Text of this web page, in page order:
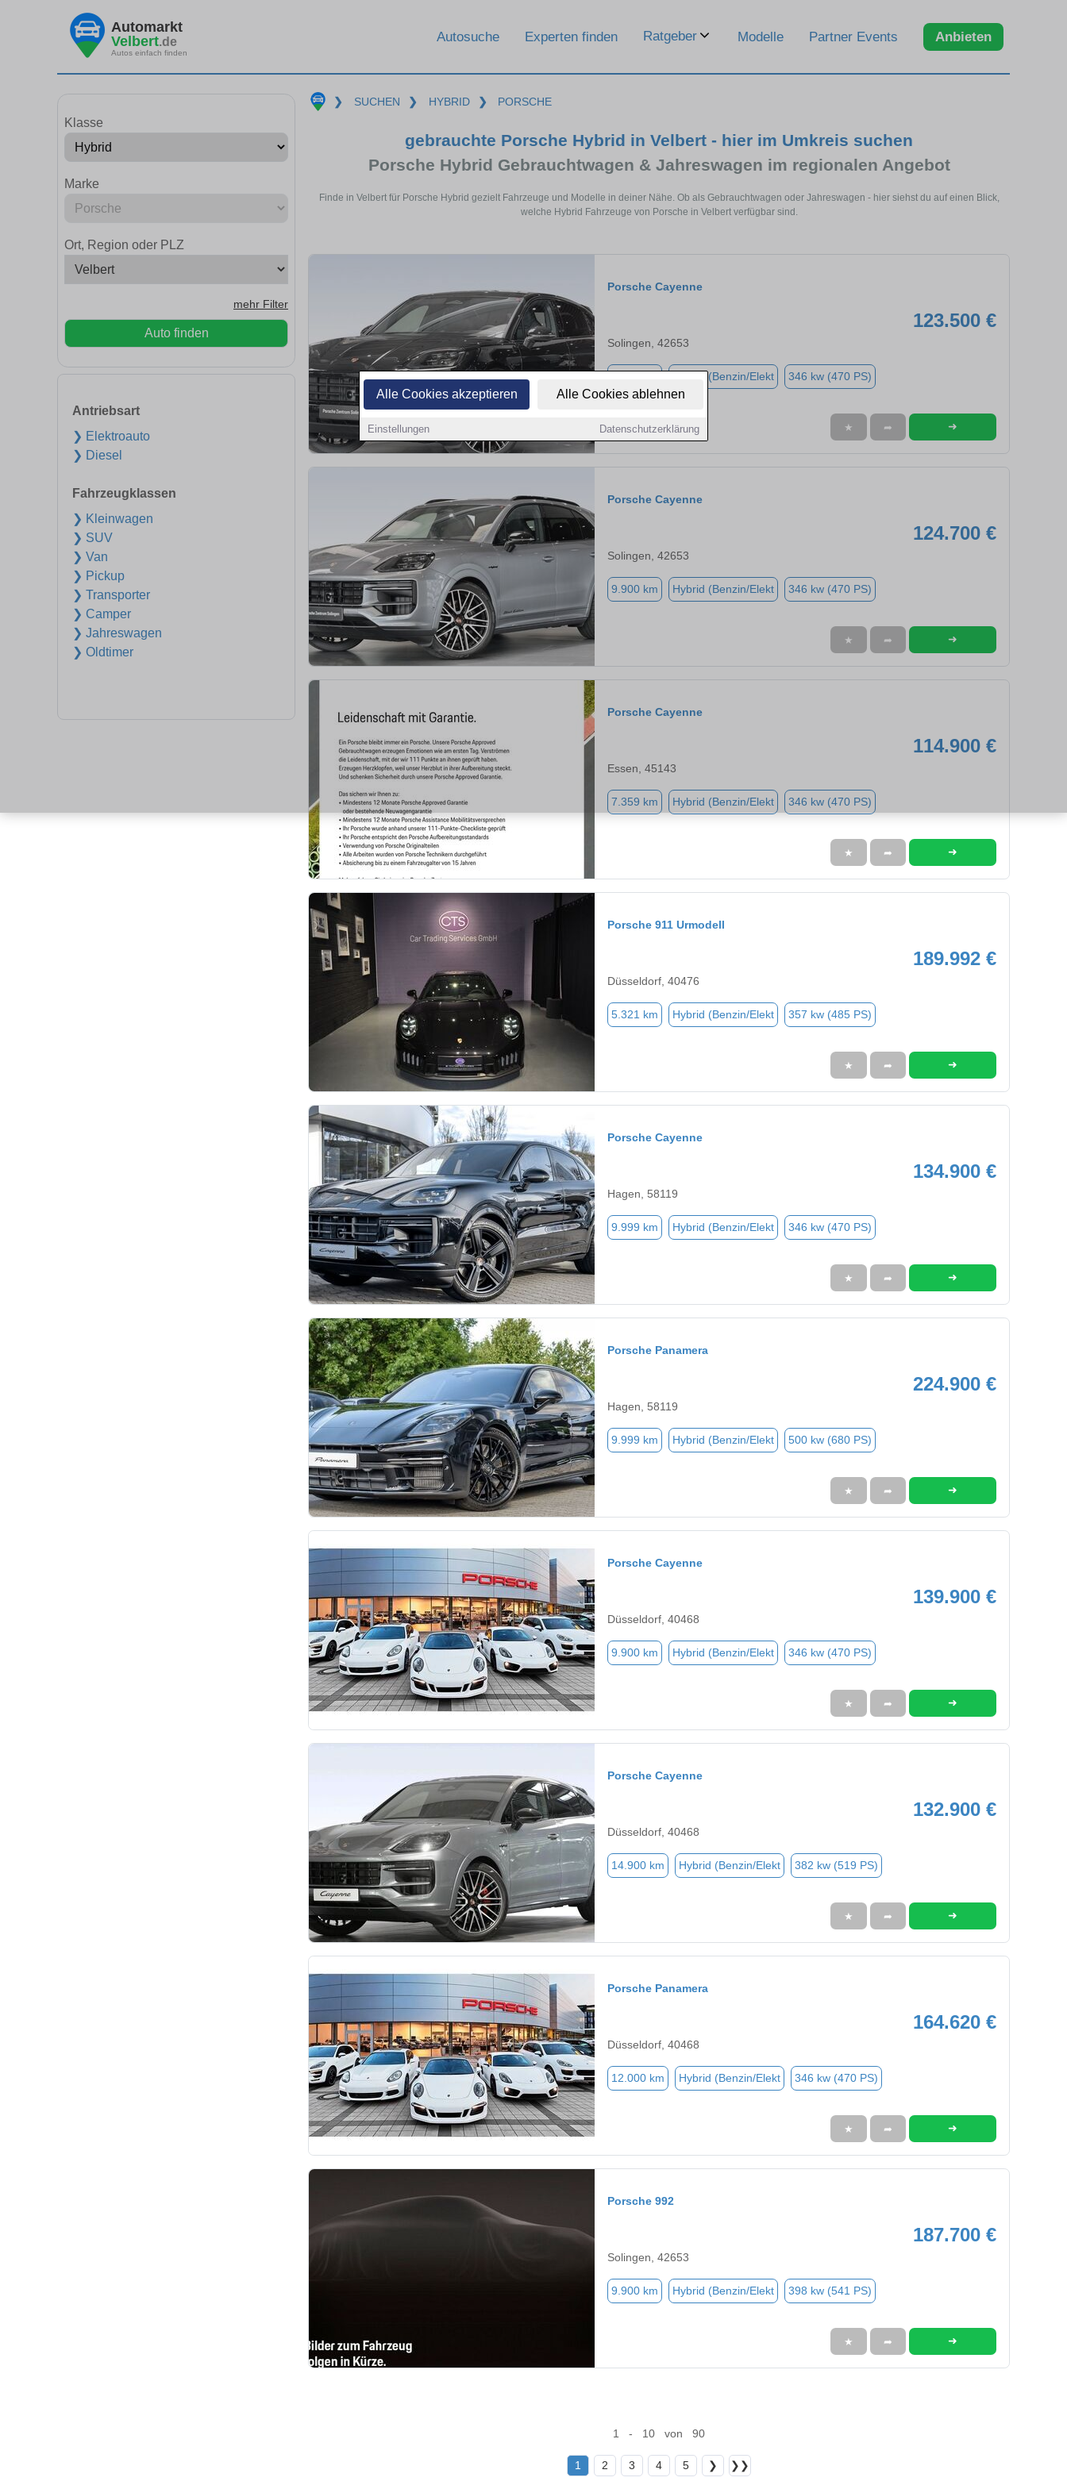
Alle Cookies akzeptieren Alle Cookies ablehnen
Einstellungen Datenschutzerklärung
Automarkt
Velbert.de
Autos einfach finden
Autosuche Experten finden Ratgeber Modelle Partner Events Anbieten
Klasse
Marke
Ort, Region oder PLZ
mehr Filter
Auto finden
Antriebsart
❯ Elektroauto
❯ Diesel
Fahrzeugklassen
❯ Kleinwagen
❯ SUV
❯ Van
❯ Pickup
❯ Transporter
❯ Camper
❯ Jahreswagen
❯ Oldtimer
❯ SUCHEN ❯ HYBRID ❯ PORSCHE
gebrauchte Porsche Hybrid in Velbert - hier im Umkreis suchen
Porsche Hybrid Gebrauchtwagen & Jahreswagen im regionalen Angebot
Finde in Velbert für Porsche Hybrid gezielt Fahrzeuge und Modelle in deiner Nähe. Ob als Gebrauchtwagen oder Jahreswagen - hier siehst du auf einen Blick,
welche Hybrid Fahrzeuge von Porsche in Velbert verfügbar sind.
Porsche Cayenne
123.500 €
Solingen, 42653
Hybrid (Benzin/Elekt 346 kw (470 PS)
★ ➦ ➜
Porsche Cayenne
124.700 €
Solingen, 42653
9.900 km Hybrid (Benzin/Elekt 346 kw (470 PS)
★ ➦ ➜
Porsche Cayenne
114.900 €
Essen, 45143
7.359 km Hybrid (Benzin/Elekt 346 kw (470 PS)
★ ➦ ➜
Porsche 911 Urmodell
189.992 €
Düsseldorf, 40476
5.321 km Hybrid (Benzin/Elekt 357 kw (485 PS)
★ ➦ ➜
Porsche Cayenne
134.900 €
Hagen, 58119
9.999 km Hybrid (Benzin/Elekt 346 kw (470 PS)
★ ➦ ➜
Porsche Panamera
224.900 €
Hagen, 58119
9.999 km Hybrid (Benzin/Elekt 500 kw (680 PS)
★ ➦ ➜
Porsche Cayenne
139.900 €
Düsseldorf, 40468
9.900 km Hybrid (Benzin/Elekt 346 kw (470 PS)
★ ➦ ➜
Porsche Cayenne
132.900 €
Düsseldorf, 40468
14.900 km Hybrid (Benzin/Elekt 382 kw (519 PS)
★ ➦ ➜
Porsche Panamera
164.620 €
Düsseldorf, 40468
12.000 km Hybrid (Benzin/Elekt 346 kw (470 PS)
★ ➦ ➜
Porsche 992
187.700 €
Solingen, 42653
9.900 km Hybrid (Benzin/Elekt 398 kw (541 PS)
★ ➦ ➜
1 - 10 von 90
1 2 3 4 5 ❯ ❯❯